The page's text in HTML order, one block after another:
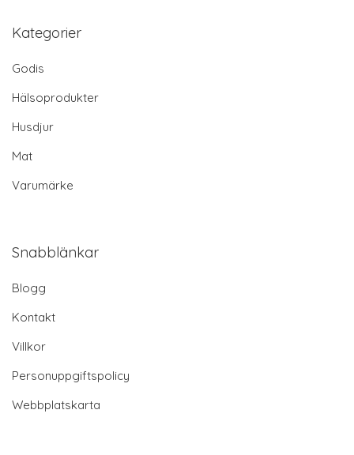
Kategorier
Godis
Hälsoprodukter
Husdjur
Mat
Varumärke
Snabblänkar
Blogg
Kontakt
Villkor
Personuppgiftspolicy
Webbplatskarta